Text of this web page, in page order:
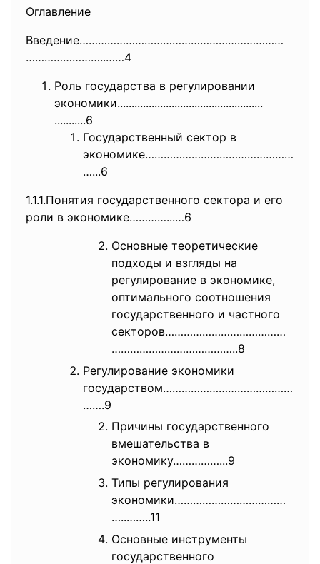
Оглавление
Введение…………………………………………………………
……………………..……4
Роль государства в регулировании
экономики...................................................
...........6
Государственный сектор в
экономике…………………………………………
…...6
1.1.1.Понятия государственного сектора и его
роли в экономике…………...…6
Основные теоретические
подходы и взгляды на
регулирование в экономике,
оптимального соотношения
государственного и частного
секторов…………………………………
…………………………………..8
Регулирование экономики
государством……………………………………
…….9
Причины государственного
вмешательства в
экономику……………...9
Типы регулирования
экономики………………………………
…..……..11
Основные инструменты
государственного